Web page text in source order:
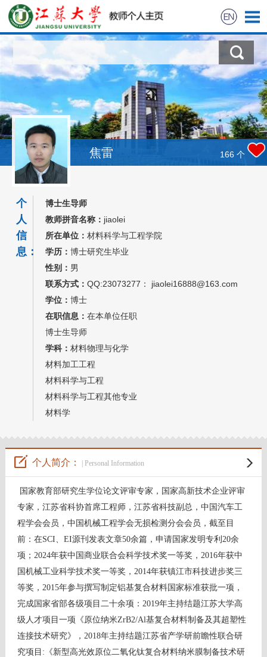
科学研究
教学研究
获奖信息
招生信息
学生信息
我的相册
教师博客
焦雷 166 个
个
人
信
息：
博士生导师
教师拼音名称： jiaolei
所在单位： 材料科学与工程学院
学历： 博士研究生毕业
性别： 男
联系方式： QQ:23073277： jiaolei16888@163.com
学位： 博士
在职信息： 在本单位任职
博士生导师
学科： 材料物理与化学
材料加工工程
材料科学与工程
材料科学与工程其他专业
材料学
个人简介： | Personal Information
国家教育部研究生学位论文评审专家，国家高新技术企业评审
专家，江苏省科协首席工程师，江苏省科技副总，中国汽车工
程学会会员，中国机械工程学会无损检测分会会员， 截至目
前：在SCI、EI源刊发表文章50余篇，申请国家发明专利20余
项 ；2024年获中国商业联合会科学技术奖一等奖， 2016年获中
国机械工业科学技术奖一等奖， 2014年获镇江市科技进步奖三
等奖， 2015年参与撰写制定铝基复合材料国家标准获批一项，
完成国家省部各级项目二十余项 ： 2019年主持结题江苏大学高
级人才项目一项《原位纳米ZrB2/Al基复合材料制备及其超塑性
连接技术研究》， 2018年主持结题江苏省产学研前瞻性联合研
究项目 : 《新型高光效原位二氧化钛复合材料纳米膜制备技术研